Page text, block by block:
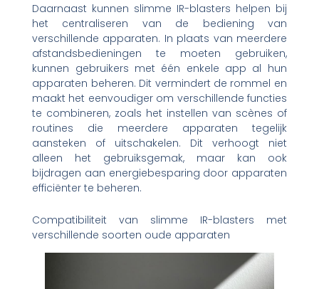
Daarnaast kunnen slimme IR-blasters helpen bij
het centraliseren van de bediening van
verschillende apparaten. In plaats van meerdere
afstandsbedieningen te moeten gebruiken,
kunnen gebruikers met één enkele app al hun
apparaten beheren. Dit vermindert de rommel en
maakt het eenvoudiger om verschillende functies
te combineren, zoals het instellen van scènes of
routines die meerdere apparaten tegelijk
aansteken of uitschakelen. Dit verhoogt niet
alleen het gebruiksgemak, maar kan ook
bijdragen aan energiebesparing door apparaten
efficiënter te beheren.
Compatibiliteit van slimme IR-blasters met
verschillende soorten oude apparaten